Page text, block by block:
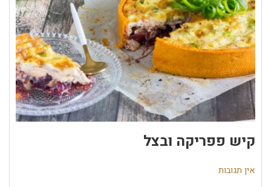
קיש פפריקה ובצל
אין תגובות